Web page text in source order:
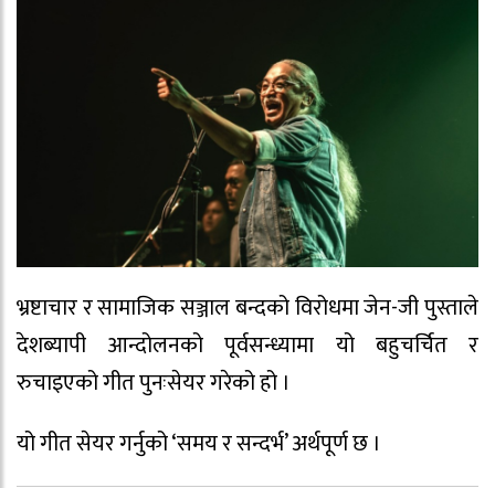
भ्रष्टाचार र सामाजिक सञ्जाल बन्दको विरोधमा जेन-जी पुस्ताले
देशब्यापी आन्दोलनको पूर्वसन्ध्यामा यो बहुचर्चित र
रुचाइएको गीत पुनःसेयर गरेको हो ।
यो गीत सेयर गर्नुको ‘समय र सन्दर्भ’ अर्थपूर्ण छ ।